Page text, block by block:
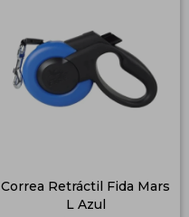
Correa Retráctil Fida Mars
L Azul